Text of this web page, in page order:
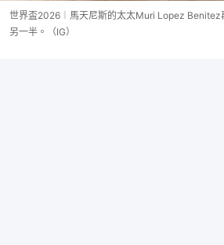
世界盃2026︱馬天尼斯的太太Muri Lopez Benitez
另一半。（IG）